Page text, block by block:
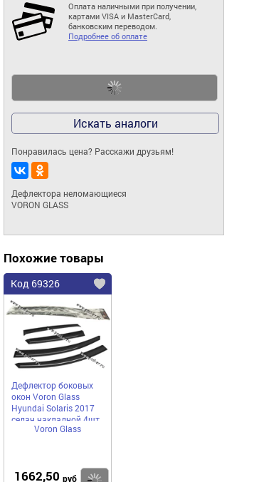
Оплата наличными при получении,
картами VISA и MasterCard,
банковским переводом.
Подробнее об оплате
Искать аналоги
Понравилась цена? Расскажи друзьям!
Дефлектора неломающиеся
VORON GLASS
Похожие товары
Код 69326
Дефлектор боковых
окон Voron Glass
Hyundai Solaris 2017
седан накладной 4шт
Voron Glass
1662,50 руб